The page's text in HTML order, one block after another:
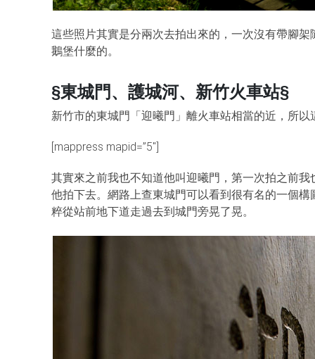
這些照片其實是分兩次去拍出來的，一次沒有帶腳
鵝堡什麼的。
§東城門、護城河、新竹火車站§
新竹市的東城門「迎曦門」離火車站相當的近，所
[mappress mapid=”5″]
其實來之前我也不知道他叫迎曦門，第一次拍之前
他拍下去。網路上查東城門可以看到很有名的一個
粹從站前地下道走過去到城門旁晃了晃。